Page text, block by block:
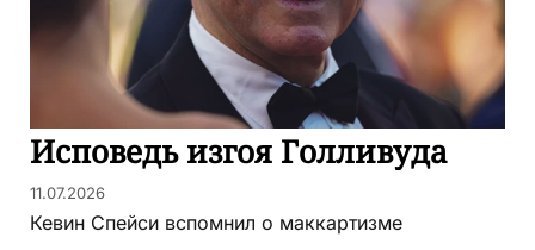
Исповедь изгоя Голливуда
11.07.2026
Кевин Спейси вспомнил о маккартизме